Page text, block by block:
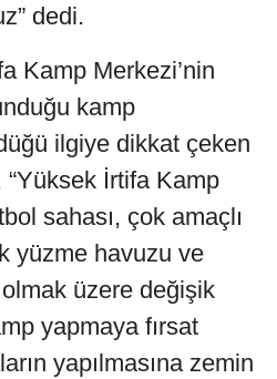
dedi.
Kamp Merkezi’nin
kamp
ilgiye dikkat çeken
“Yüksek İrtifa Kamp
sahası, çok amaçlı
yüzme havuzu ve
üzere değişik
yapmaya fırsat
yapılmasına zemin